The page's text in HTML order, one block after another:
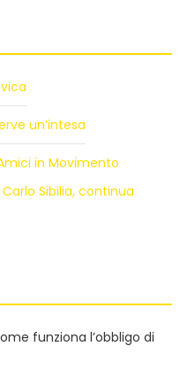
un’intesa
in Movimento
Sibilia, continua
funziona l’obbligo di